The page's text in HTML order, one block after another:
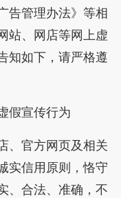
告管理办法》等相
站、网店等网上虚
知如下，请严格遵
假宣传行为
、官方网页及相关
实信用原则，恪守
、合法、准确，不